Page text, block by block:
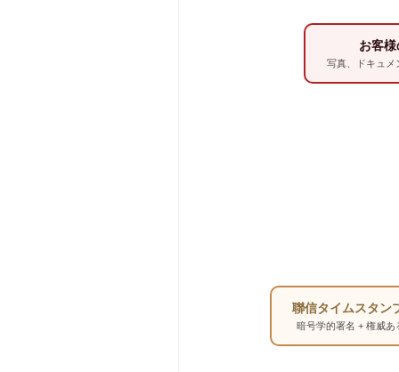
お客
写真、ドキュメ
聯信タイムスタン
暗号学的署名 + 権威あ